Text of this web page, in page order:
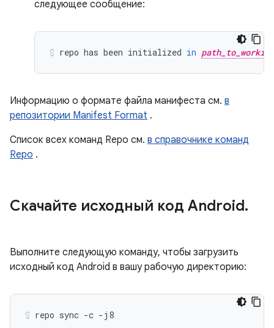
следующее сообщение:
repo has been initialized in
Информацию о формате файла манифеста см. в
репозитории Manifest Format .
Список всех команд Repo см. в справочнике команд
Repo .
Скачайте исходный код Android.
Выполните следующую команду, чтобы загрузить
исходный код Android в вашу рабочую директорию:
repo sync -c -j8